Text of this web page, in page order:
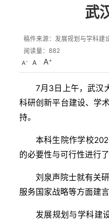
武
稿件来源：发展规划与学科建
阅读量： 882
A A A
7月3日上午，武汉
科研创新平台建设、学
持。
本科生院作学校
的必要性与可行性进行
刘泉声院士就有关
服务国家战略等方面建言
发展规划与学科建